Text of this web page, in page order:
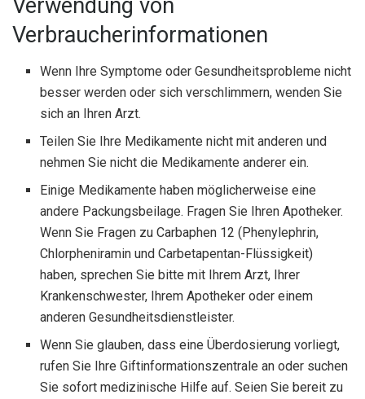
Verwendung von
Verbraucherinformationen
Wenn Ihre Symptome oder Gesundheitsprobleme nicht
besser werden oder sich verschlimmern, wenden Sie
sich an Ihren Arzt.
Teilen Sie Ihre Medikamente nicht mit anderen und
nehmen Sie nicht die Medikamente anderer ein.
Einige Medikamente haben möglicherweise eine
andere Packungsbeilage. Fragen Sie Ihren Apotheker.
Wenn Sie Fragen zu Carbaphen 12 (Phenylephrin,
Chlorpheniramin und Carbetapentan-Flüssigkeit)
haben, sprechen Sie bitte mit Ihrem Arzt, Ihrer
Krankenschwester, Ihrem Apotheker oder einem
anderen Gesundheitsdienstleister.
Wenn Sie glauben, dass eine Überdosierung vorliegt,
rufen Sie Ihre Giftinformationszentrale an oder suchen
Sie sofort medizinische Hilfe auf. Seien Sie bereit zu